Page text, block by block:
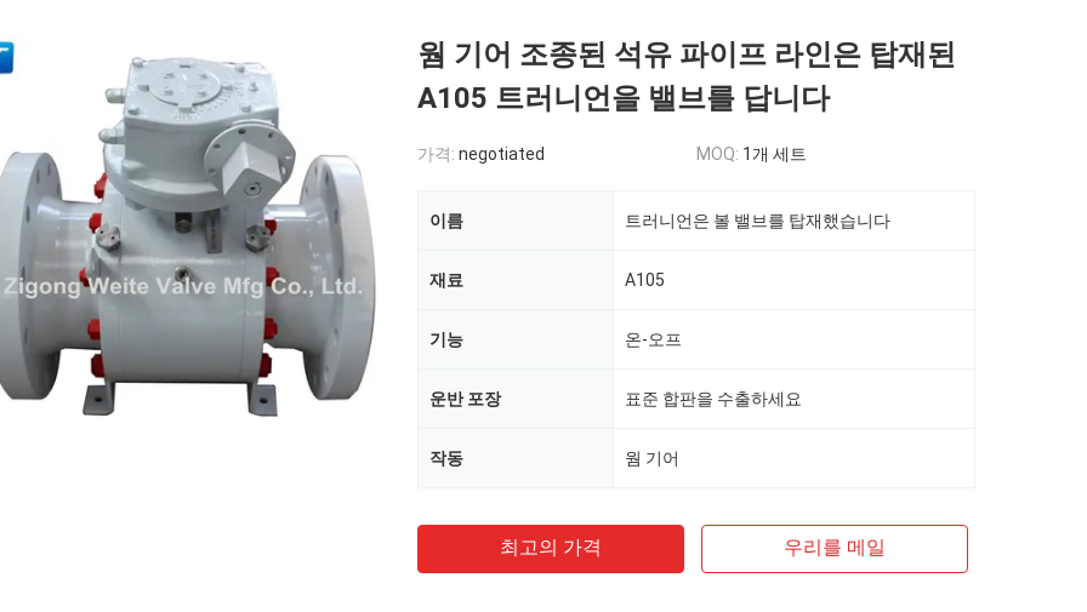
웜 기어 조종된 석유 파이프 라인은 탑재된
A105 트러니언을 밸브를 답니다
가격: negotiated MOQ: 1개 세트
이름 트러니언은 볼 밸브를 탑재했습니다
재료 A105
기능 온-오프
운반 포장 표준 합판을 수출하세요
작동 웜 기어
최고의 가격 우리를 메일